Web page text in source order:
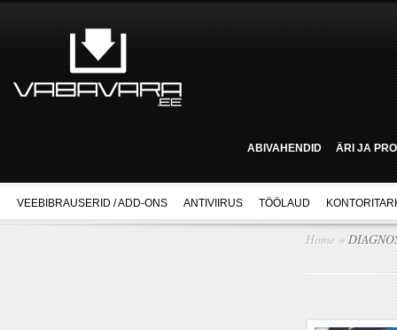
ABIVAHENDID ÄRI JA
VEEBIBRAUSERID / ADD-ONS ANTIVIIRUS TÖÖLAUD
Home »